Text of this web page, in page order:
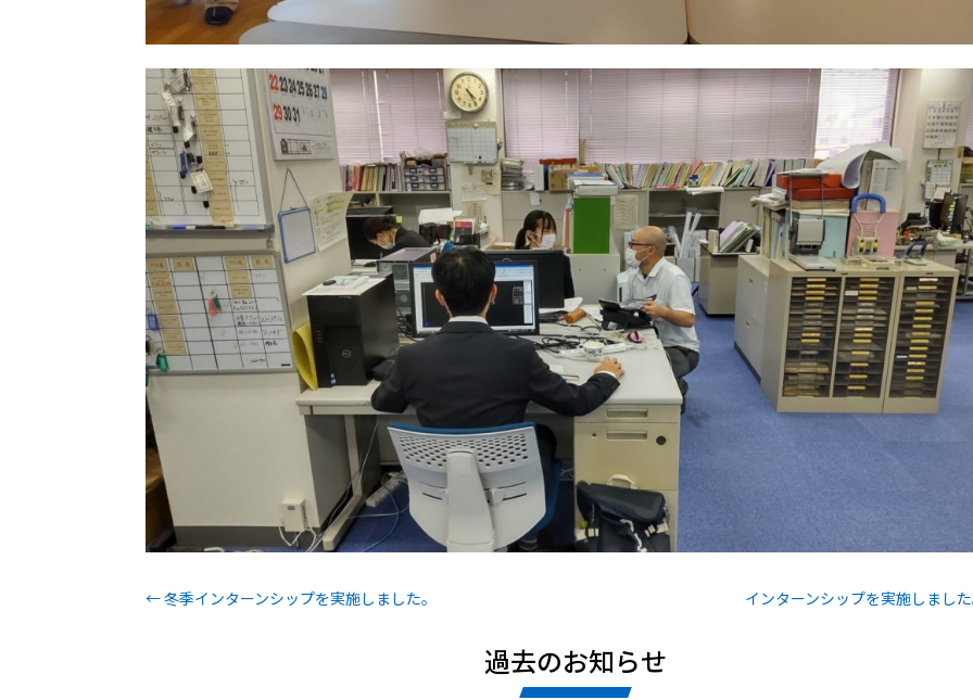
←冬季インターンシップを実施しました。 インターンシップを実施しまし
過去のお知らせ